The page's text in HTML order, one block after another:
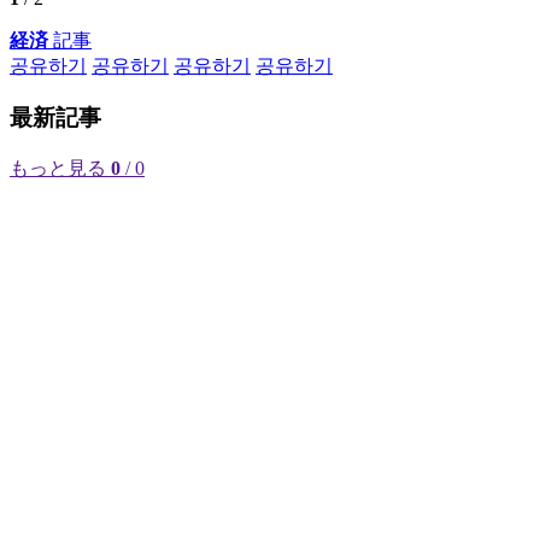
経済記事
공유하기
공유하기 공유하기 공유하기
最新記事
もっと見る 0 / 0